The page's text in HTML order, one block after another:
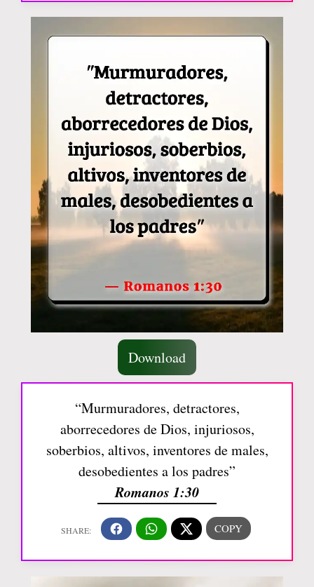
Download
“Murmuradores, detractores,
aborrecedores de Dios, injuriosos,
soberbios, altivos, inventores de males,
desobedientes a los padres”
Romanos 1:30